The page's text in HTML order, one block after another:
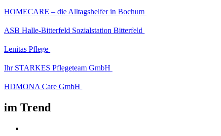
HOMECARE – die Alltagshelfer in Bochum
ASB Halle-Bitterfeld Sozialstation Bitterfeld
Lenitas Pflege
Ihr STARKES Pflegeteam GmbH
HDMONA Care GmbH
im Trend